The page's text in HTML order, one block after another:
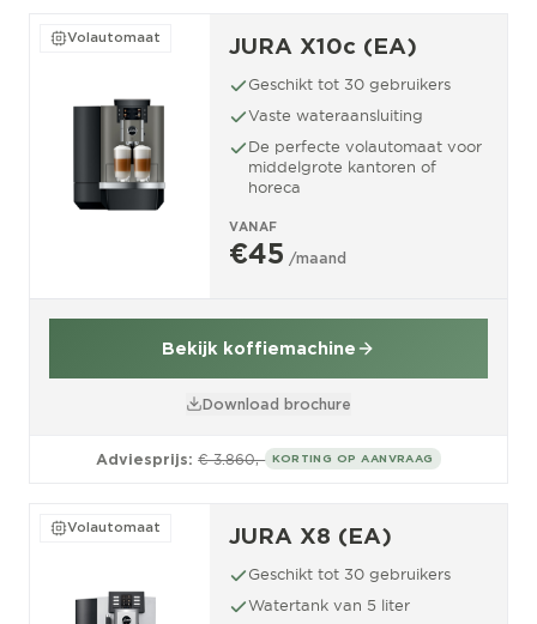
Volautomaat JURA X10c (EA)
Geschikt tot 30 gebruikers
Vaste wateraansluiting
De perfecte volautomaat voor
middelgrote kantoren of
horeca
VANAF
€45 /maand
Bekijk koffiemachine
Download brochure
Adviesprijs: € 3.860,- KORTING OP AANVRAAG
Volautomaat JURA X8 (EA)
Geschikt tot 30 gebruikers
Watertank van 5 liter